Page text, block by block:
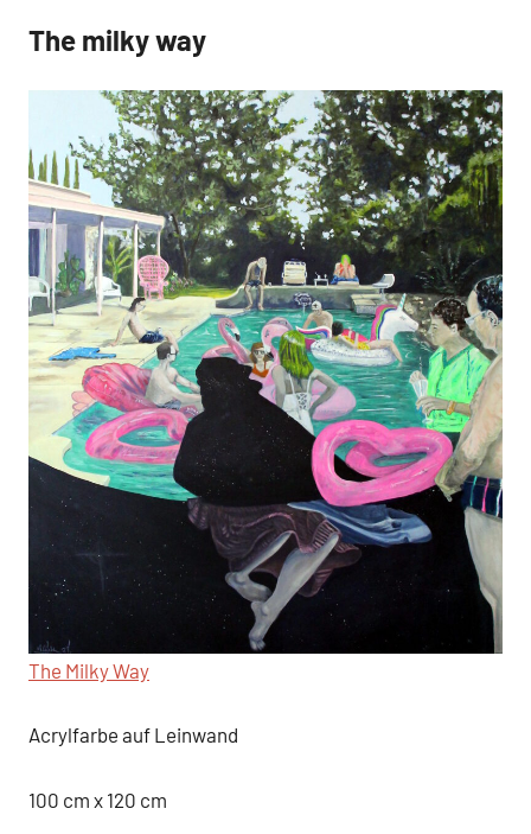
ArbeitenNeuigkeiten
The milky way
The Milky Way
Acrylfarbe auf Leinwand
100 cm x 120 cm